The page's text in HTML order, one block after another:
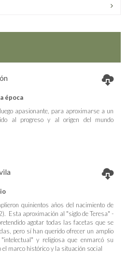
época
apasionante, para aproximarse a un
al progreso y al origen del mundo
quinientos años del nacimiento de
Esta aproximación al "siglo de Teresa" -
agotar todas las facetas que se
pero sí han querido ofrecer un amplio
y religiosa que enmarcó su
marco histórico y la situación social